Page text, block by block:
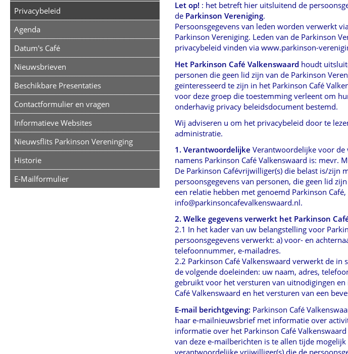
Privacybeleid
Agenda
Datum's Café
Nieuwsbrieven
Beschikbare Presentaties
Contactformulier en vragen
Informatieve Websites
Nieuwsflits Parkinson Vereninging
Historie
E-Mailformulier
Let op! : het betreft hier uitsluitend de
de Parkinson Vereniging.
Persoonsgegevens van leden worden verwerkt
Parkinson Vereniging. Leden van de Parkinson
privacybeleid vinden via www.parkinson-
Het Parkinson Café Valkenswaardhoudt
personen die geen lid zijn van de Parkinson
geïnteresseerd te zijn in het Parkinson Café
voor deze groep die toestemming verleent om
onderhavig privacy beleidsdocument bestemd.
Wij adviseren u om het privacybeleid door te
administratie.
1. Verantwoordelijke Verantwoordelijke voor de
namens Parkinson Café Valkenswaard is: mevr.
De Parkinson Cafévrijwilliger(s) die belast is/zijn
persoonsgegevens van personen, die geen lid
een relatie hebben met genoemd Parkinson
info@parkinsoncafevalkenswaard.nl.
2. Welke gegevens verwerkt het Parkinson
2.1 In het kader van uw belangstelling voor
persoonsgegevens verwerkt: a) voor- en
telefoonnummer, e-mailadres.
2.2 Parkinson Café Valkenswaard verwerkt de in
de volgende doeleinden: uw naam, adres,
gebruikt voor het versturen van uitnodigingen
Café Valkenswaard en het versturen van een
E-mail berichtgeving: Parkinson Café
haar e-mailnieuwsbrief met informatie over
informatie over het Parkinson Café
van deze e-mailberichten is te allen tijde
verantwoordelijke vrijwilliger(s) die de